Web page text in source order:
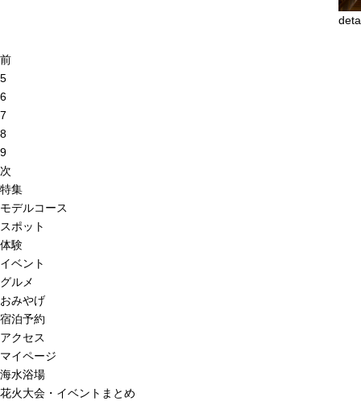
前
5
6
7
8
9
次
特集
モデルコース
スポット
体験
イベント
グルメ
おみやげ
宿泊予約
アクセス
マイページ
海水浴場
花火大会・イベントまとめ